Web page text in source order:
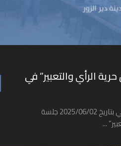
الرأي والتعبير” في
أقام #مركز_هوز للتطوير المجتمعي بتاريخ 2025/06/02 جلسة
...